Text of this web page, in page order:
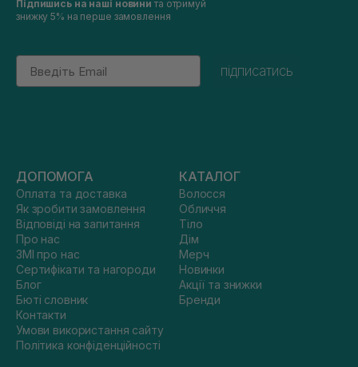
Підпишись на наші новини та отримуй
знижку 5% на перше замовлення
Email
підписатись
ДОПОМОГА
Оплата та доставка
Як зробити замовлення
Відповіді на запитання
Про нас
ЗМІ про нас
Сертифікати та нагороди
Блог
Бюті словник
Контакти
Умови використання сайту
Політика конфіденційності
КАТАЛОГ
Волосся
Обличчя
Тіло
Дім
Мерч
Новинки
Акції та знижки
Бренди